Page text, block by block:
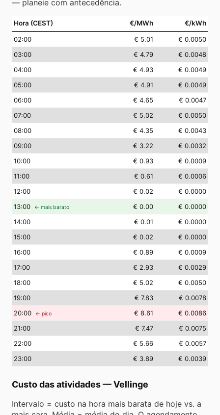
— planeie com antecedência.
Hora (CEST) €/MWh €/kWh
02:00 € 5.01
€ 0.0050
03:00 € 4.79
€ 0.0048
04:00 € 4.93
€ 0.0049
05:00 € 4.91
€ 0.0049
06:00 € 4.65
€ 0.0047
07:00 € 5.02
€ 0.0050
08:00 € 4.35
€ 0.0043
09:00 € 3.22
€ 0.0032
10:00 € 0.93
€ 0.0009
11:00 € 0.61
€ 0.0006
12:00 € 0.02
€ 0.0000
13:00 ← mais barato € 0.00
€ 0.0000
14:00 € 0.01
€ 0.0000
15:00 € 0.02
€ 0.0000
16:00 € 0.89
€ 0.0009
17:00 € 2.93
€ 0.0029
18:00 € 5.02
€ 0.0050
19:00 € 7.83
€ 0.0078
20:00 ← pico € 8.61
€ 0.0086
21:00 € 7.47
€ 0.0075
22:00 € 5.66
€ 0.0057
23:00 € 3.89 € 0.0039
Custo das atividades—Vellinge
Intervalo = custo na hora mais barata de hoje vs. a